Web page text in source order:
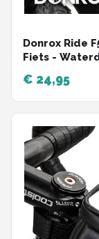
Donrox Ride
Fiets -
€ 24,95